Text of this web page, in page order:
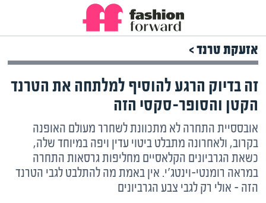
אזעקת טרנד >
זה בדיוק הרגע להוסיף למלתחה את הטרנד
הקטן והסופר-סקסי הזה
אובססיית התחרה לא מתכוונת לשחרר מעולם האופנה
בקרוב, ולאחרונה מתבלט ביטוי עדין ויפה במיוחד שלה,
כשאת הגרביונים הקלאסיים מחליפות גרסאות התחרה
במראה רומנטי-וינטג'י. אין באמת מה להתלבט לגבי הטרנד
הזה – אולי רק לגבי צבע הגרביונים